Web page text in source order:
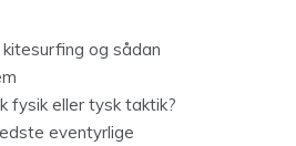
og sådan
fysik eller tysk taktik?
eventyrlige